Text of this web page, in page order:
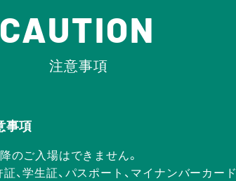
CAUTION
注意事項
事項
のご入場はできません。
、学生証、パスポート、マイナンバーカー